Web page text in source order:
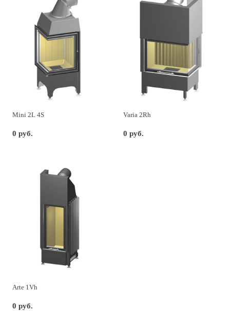
Mini 2L 4S
0 руб.
Varia 2Rh
0 руб.
Arte 1Vh
0 руб.